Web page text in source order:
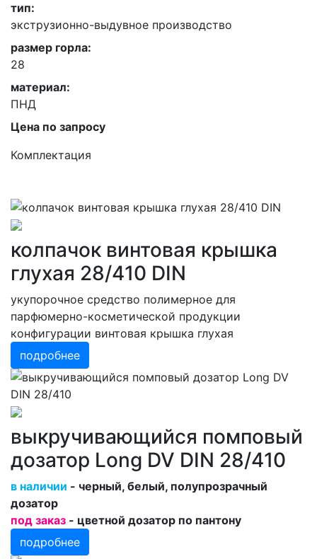
тип:
экструзионно-выдувное производство
размер горла:
28
материал:
ПНД
Цена по запросу
Комплектация
колпачок винтовая крышка
глухая 28/410 DIN
укупорочное средство полимерное для
парфюмерно-косметической продукции
конфигурации винтовая крышка глухая
подробнее
выкручивающийся помповый
дозатор Long DV DIN 28/410
в наличии - черный, белый, полупрозрачный
дозатор
под заказ - цветной дозатор по пантону
подробнее